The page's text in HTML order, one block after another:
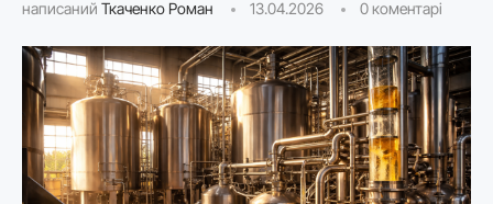
написаний Ткаченко Роман 13.04.2026 0 коментарі